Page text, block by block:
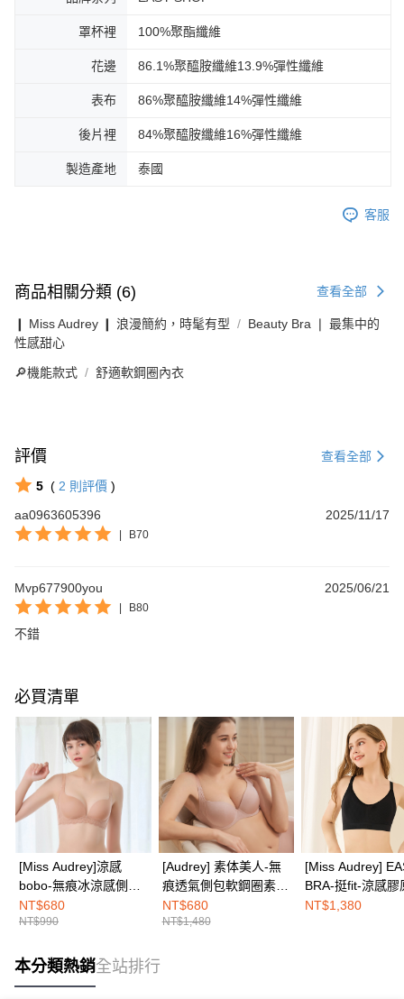
罩杯裡 100%聚酯纖維
花邊 86.1%聚醯胺纖維13.9%彈性纖維
表布 86%聚醯胺纖維14%彈性纖維
後片裡 84%聚醯胺纖維16%彈性纖維
製造產地 泰國
客服
商品相關分類 (6) 查看全部
❙ Miss Audrey ❙ 浪漫簡約，時髦有型
Beauty Bra ❘ 最集中的
性感甜心
🔎機能款式 舒適軟鋼圈內衣
評價 查看全部
5 ( 2 則評價 )
aa0963605396
2025/11/17
B70
Mvp677900you 2025/06/21
B80
不錯
必買清單
[Miss Audrey]涼感
bobo-無痕冰涼感側包
軟鋼圈素面內衣-裸感
膚
NT$680
NT$990
[Audrey] 素体美人-無
痕透氣側包軟鋼圈素面
內衣-柔粉膚
NT$680
NT$1,480
[Miss Audrey]
BRA-挺fit-涼感膠
白無鋼圈內衣-閃
NT$1,380
本分類熱銷全站排行